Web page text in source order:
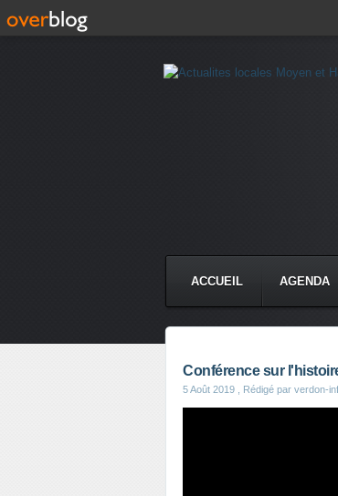
ACCUEIL AGENDA
Conférence sur
5 Août 2019 , Rédigé par verdon-